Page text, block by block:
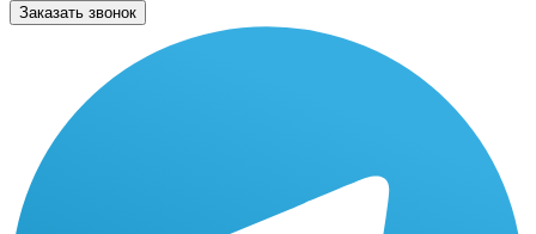
Заказать звонок